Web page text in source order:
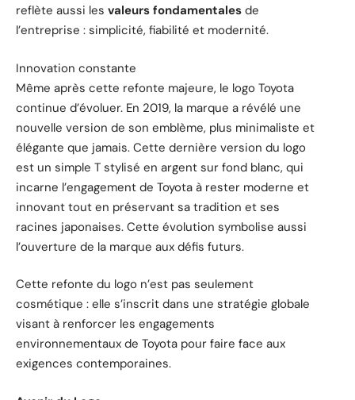
reflète aussi les valeurs fondamentales de
l’entreprise : simplicité, fiabilité et modernité.
Innovation constante
Même après cette refonte majeure, le logo Toyota
continue d’évoluer. En 2019, la marque a révélé une
nouvelle version de son emblème, plus minimaliste et
élégante que jamais. Cette dernière version du logo
est un simple T stylisé en argent sur fond blanc, qui
incarne l’engagement de Toyota à rester moderne et
innovant tout en préservant sa tradition et ses
racines japonaises. Cette évolution symbolise aussi
l’ouverture de la marque aux défis futurs.
Cette refonte du logo n’est pas seulement
cosmétique : elle s’inscrit dans une stratégie globale
visant à renforcer les engagements
environnementaux de Toyota pour faire face aux
exigences contemporaines.